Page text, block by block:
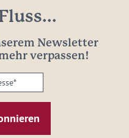
Newsletter
verpassen!